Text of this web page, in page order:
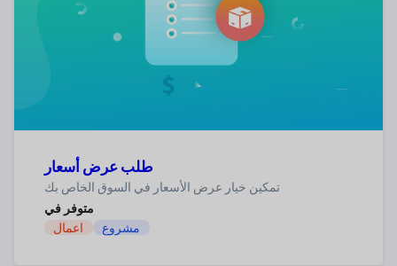
طلب عرض أسعار
تمكين خيار عرض الأسعار في السوق الخاص بك
متوفر في
اعمال
مشروع